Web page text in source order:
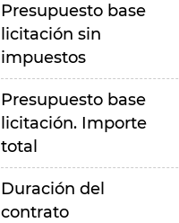
Presupuesto base
licitación sin
impuestos
Presupuesto base
licitación. Importe
total
Duración del
contrato